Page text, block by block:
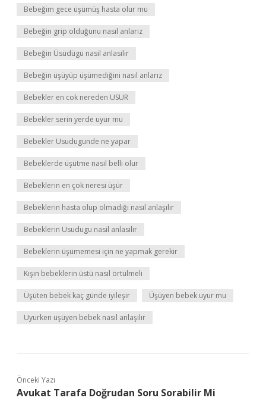
Bebeğim gece üşümüş hasta olur mu
Bebeğin grip olduğunu nasıl anlarız
Bebeğin Üsüdügü nasil anlasilir
Bebeğin üşüyüp üşümediğini nasıl anlarız
Bebekler en cok nereden USUR
Bebekler serin yerde uyur mu
Bebekler Usudugunde ne yapar
Bebeklerde üşütme nasıl belli olur
Bebeklerin en çok neresi üşür
Bebeklerin hasta olup olmadığı nasıl anlaşılır
Bebeklerin Usudugu nasil anlasilir
Bebeklerin üşümemesi için ne yapmak gerekir
Kışın bebeklerin üstü nasıl örtülmeli
Üşüten bebek kaç günde iyileşir Üşüyen bebek uyur mu
Uyurken üşüyen bebek nasıl anlaşılır
Önceki Yazı
Avukat Tarafa Doğrudan Soru Sorabilir Mi